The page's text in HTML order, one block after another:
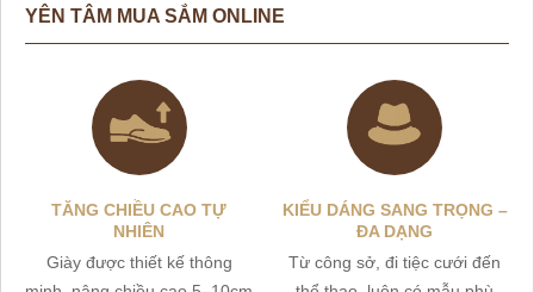
YÊN TÂM MUA SẮM ONLINE
TĂNG CHIỀU CAO TỰ
NHIÊN
Giày được thiết kế thông
KIỂU DÁNG SANG TRỌNG –
ĐA DẠNG
Từ công sở, đi tiệc cưới đến